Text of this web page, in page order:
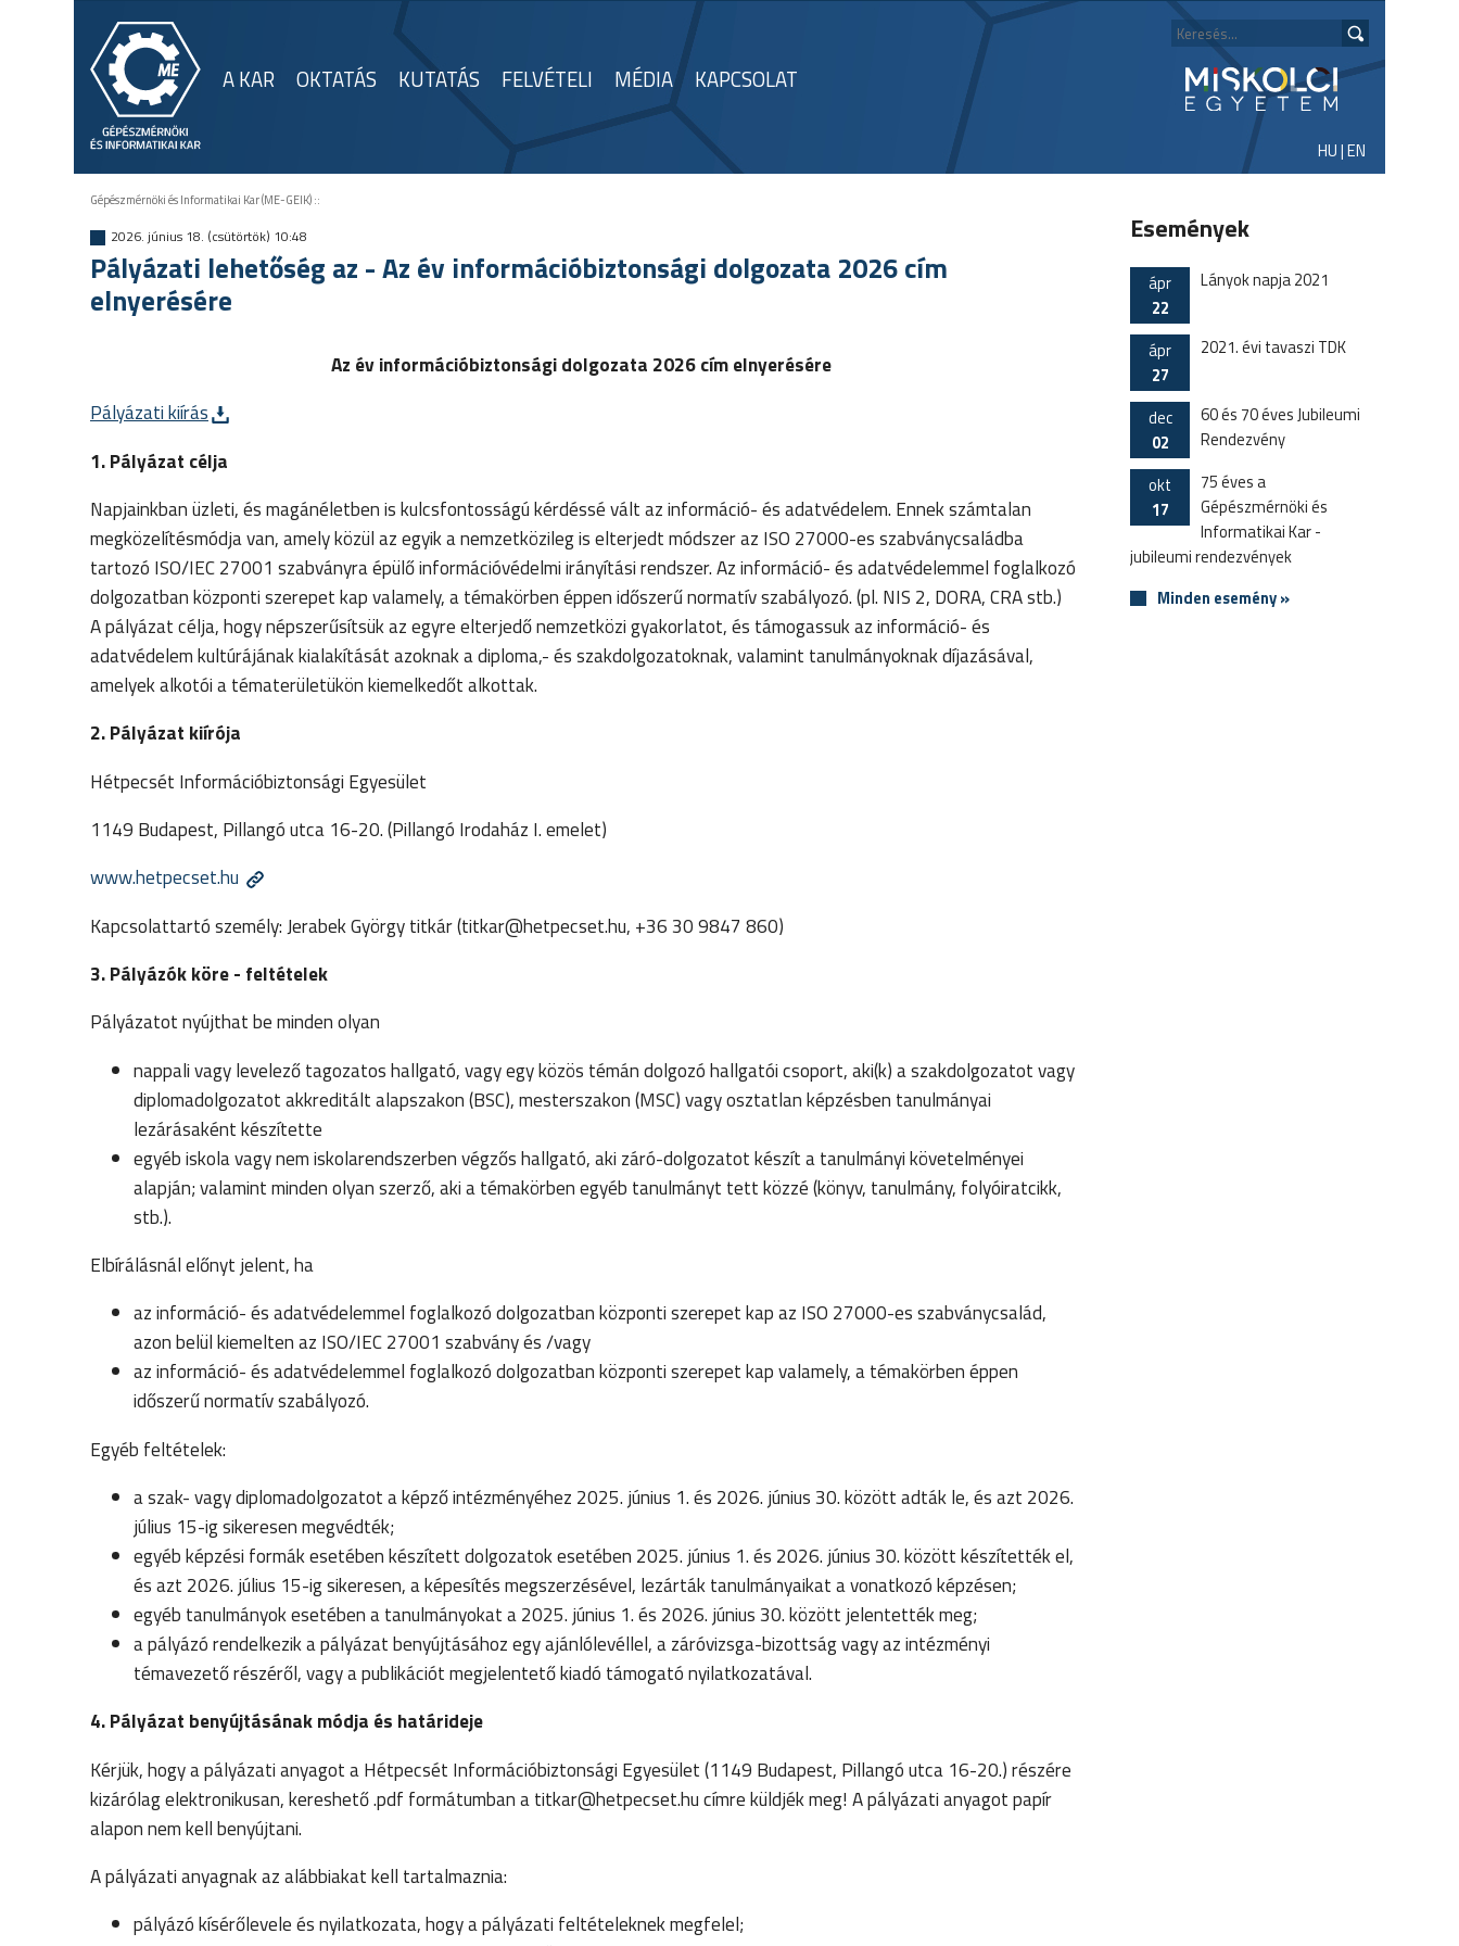
A KAR OKTATÁS KUTATÁS FELVÉTELI MÉDIA KAPCSOLAT
HU|EN
Gépészmérnöki és Informatikai Kar (ME-GEIK)::
2026. június 18. (csütörtök) 10:48
Pályázati lehetőség az - Az év információbiztonsági dolgozata 2026 cím
elnyerésére
Az év információbiztonsági dolgozata 2026 cím elnyerésére
Pályázati kiírás
1. Pályázat célja
Napjainkban üzleti, és magánéletben is kulcsfontosságú kérdéssé vált az információ- és adatvédelem. Ennek számtalan
megközelítésmódja van, amely közül az egyik a nemzetközileg is elterjedt módszer az ISO 27000-es szabványcsaládba
tartozó ISO/IEC 27001 szabványra épülő információvédelmi irányítási rendszer. Az információ- és adatvédelemmel foglalkozó
dolgozatban központi szerepet kap valamely, a témakörben éppen időszerű normatív szabályozó. (pl. NIS 2, DORA, CRA stb.)
A pályázat célja, hogy népszerűsítsük az egyre elterjedő nemzetközi gyakorlatot, és támogassuk az információ- és
adatvédelem kultúrájának kialakítását azoknak a diploma,- és szakdolgozatoknak, valamint tanulmányoknak díjazásával,
amelyek alkotói a tématerületükön kiemelkedőt alkottak.
2. Pályázat kiírója
Hétpecsét Információbiztonsági Egyesület
1149 Budapest, Pillangó utca 16-20. (Pillangó Irodaház I. emelet)
www.hetpecset.hu
Kapcsolattartó személy: Jerabek György titkár (titkar@hetpecset.hu, +36 30 9847 860)
3. Pályázók köre - feltételek
Pályázatot nyújthat be minden olyan
nappali vagy levelező tagozatos hallgató, vagy egy közös témán dolgozó hallgatói csoport, aki(k) a szakdolgozatot vagy
diplomadolgozatot akkreditált alapszakon (BSC), mesterszakon (MSC) vagy osztatlan képzésben tanulmányai
lezárásaként készítette
egyéb iskola vagy nem iskolarendszerben végzős hallgató, aki záró-dolgozatot készít a tanulmányi követelményei
alapján; valamint minden olyan szerző, aki a témakörben egyéb tanulmányt tett közzé (könyv, tanulmány, folyóiratcikk,
stb.).
Elbírálásnál előnyt jelent, ha
az információ- és adatvédelemmel foglalkozó dolgozatban központi szerepet kap az ISO 27000-es szabványcsalád,
azon belül kiemelten az ISO/IEC 27001 szabvány és /vagy
az információ- és adatvédelemmel foglalkozó dolgozatban központi szerepet kap valamely, a témakörben éppen
időszerű normatív szabályozó.
Egyéb feltételek:
a szak- vagy diplomadolgozatot a képző intézményéhez 2025. június 1. és 2026. június 30. között adták le, és azt 2026.
július 15-ig sikeresen megvédték;
egyéb képzési formák esetében készített dolgozatok esetében 2025. június 1. és 2026. június 30. között készítették el,
és azt 2026. július 15-ig sikeresen, a képesítés megszerzésével, lezárták tanulmányaikat a vonatkozó képzésen;
egyéb tanulmányok esetében a tanulmányokat a 2025. június 1. és 2026. június 30. között jelentették meg;
a pályázó rendelkezik a pályázat benyújtásához egy ajánlólevéllel, a záróvizsga-bizottság vagy az intézményi
témavezető részéről, vagy a publikációt megjelentető kiadó támogató nyilatkozatával.
4. Pályázat benyújtásának módja és határideje
Kérjük, hogy a pályázati anyagot a Hétpecsét Információbiztonsági Egyesület (1149 Budapest, Pillangó utca 16-20.) részére
kizárólag elektronikusan, kereshető .pdf formátumban a titkar@hetpecset.hu címre küldjék meg! A pályázati anyagot papír
alapon nem kell benyújtani.
A pályázati anyagnak az alábbiakat kell tartalmaznia:
pályázó kísérőlevele és nyilatkozata, hogy a pályázati feltételeknek megfelel;
Események
ápr
22
Lányok napja 2021
ápr
27
2021. évi tavaszi TDK
dec
02
60 és 70 éves Jubileumi
Rendezvény
okt
17
75 éves a
Gépészmérnöki és
Informatikai Kar -
jubileumi rendezvények
Minden esemény »